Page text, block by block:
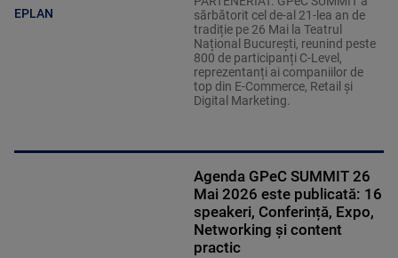
EPLAN
sărbătorit cel de-al 21-lea an de
tradiție pe 26 Mai la Teatrul
Național București, reunind peste
800 de participanți C-Level,
reprezentanți ai companiilor de
top din E-Commerce, Retail și
Digital Marketing.
Agenda GPeC SUMMIT 26
Mai 2026 este publicată: 16
speakeri, Conferință, Expo,
Networking și content
practic